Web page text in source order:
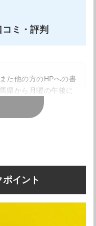
店舗情報
1分
する
Googleマップで見る
ミ・評判
た他の方のHPへの書
県から月曜の午後に
リーが交換されて戻
がお任せしました。
も問題ありません。
イント